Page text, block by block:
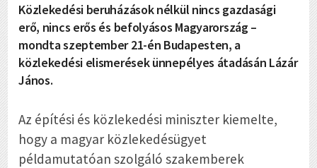
Közlekedési beruházások nélkül nincs gazdasági
erő, nincs erős és befolyásos Magyarország –
mondta szeptember 21-én Budapesten, a
közlekedési elismerések ünnepélyes átadásán Lázár
János.
Az építési és közlekedési miniszter kiemelte,
hogy a magyar közlekedésügyet
példamutatóan szolgáló szakemberek